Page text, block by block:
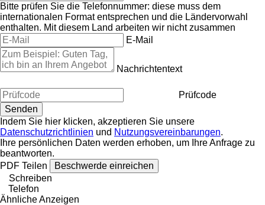
Bitte prüfen Sie die Telefonnummer: diese muss dem
internationalen Format entsprechen und die Ländervorwahl
enthalten. Mit diesem Land arbeiten wir nicht zusammen
E-Mail
Nachrichtentext
Prüfcode
Indem Sie hier klicken, akzeptieren Sie unsere
Datenschutzrichtlinien und Nutzungsvereinbarungen.
Ihre persönlichen Daten werden erhoben, um Ihre Anfrage zu
beantworten.
PDF Teilen
Beschwerde einreichen
Schreiben
Telefon
Ähnliche Anzeigen